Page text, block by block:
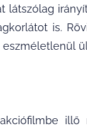
látszólag
is.